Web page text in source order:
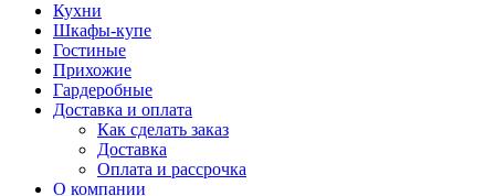
Кухни
Шкафы-купе
Гостиные
Прихожие
Гардеробные
Доставка и оплата
Как сделать заказ
Доставка
Оплата и рассрочка
О компании